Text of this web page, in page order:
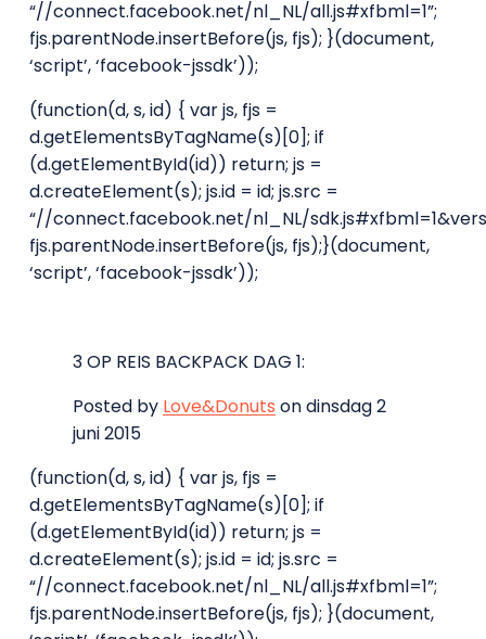
“//connect.facebook.net/nl_NL/all.js#xfbml=1”;
fjs.parentNode.insertBefore(js, fjs); }(document,
‘script’, ‘facebook-jssdk’));
(function(d, s, id) { var js, fjs =
d.getElementsByTagName(s)[0]; if
(d.getElementById(id)) return; js =
d.createElement(s); js.id = id; js.src =
“//connect.facebook.net/nl_NL/
fjs.parentNode.insertBefore(js, fjs);}(document,
‘script’, ‘facebook-jssdk’));
3 OP REIS BACKPACK DAG 1:
Posted by Love&Donuts on dinsdag 2
juni 2015
(function(d, s, id) { var js, fjs =
d.getElementsByTagName(s)[0]; if
(d.getElementById(id)) return; js =
d.createElement(s); js.id = id; js.src =
“//connect.facebook.net/nl_NL/all.js#xfbml=1”;
fjs.parentNode.insertBefore(js, fjs); }(document,